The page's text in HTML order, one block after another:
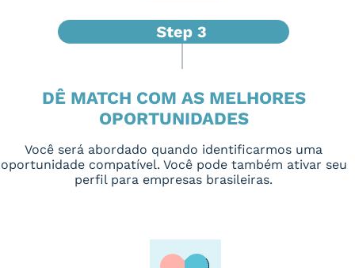
DÊ MATCH COM AS MELHORES
OPORTUNIDADES
Você será abordado quando identificarmos uma
oportunidade compatível. Você pode também ativar seu
perfil para empresas brasileiras.